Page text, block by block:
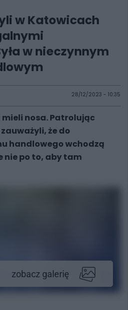
w Katowicach
w nieczynnym
28/12/2023 - 10:35
nosa. Patrolując
że do
handlowego wchodzą
nie po to, aby tam
zobacz galerię